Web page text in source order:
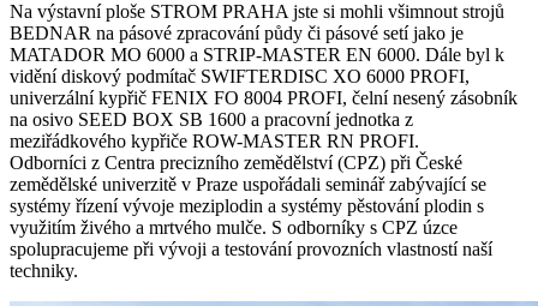
Na výstavní ploše STROM PRAHA jste si mohli všimnout strojů
BEDNAR na pásové zpracování půdy či pásové setí jako je
MATADOR MO 6000 a STRIP-MASTER EN 6000. Dále byl k
vidění diskový podmítač SWIFTERDISC XO 6000 PROFI,
univerzální kypřič FENIX FO 8004 PROFI, čelní nesený zásobník
na osivo SEED BOX SB 1600 a pracovní jednotka z
meziřádkového kypřiče ROW-MASTER RN PROFI.
Odborníci z Centra precizního zemědělství (CPZ) při České
zemědělské univerzitě v Praze uspořádali seminář zabývající se
systémy řízení vývoje meziplodin a systémy pěstování plodin s
využitím živého a mrtvého mulče. S odborníky s CPZ úzce
spolupracujeme při vývoji a testování provozních vlastností naší
techniky.